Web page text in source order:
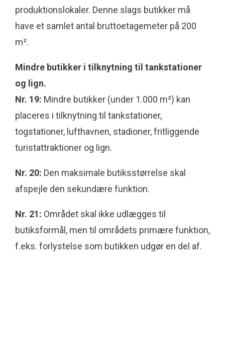
produktionslokaler. Denne slags butikker må
have et samlet antal bruttoetagemeter på 200
m².
Mindre butikker i tilknytning til tankstationer
og lign.
Nr. 19: Mindre butikker (under 1.000 m²) kan
placeres i tilknytning til tankstationer,
togstationer, lufthavnen, stadioner, fritliggende
turistattraktioner og lign.
Nr. 20: Den maksimale butiksstørrelse skal
afspejle den sekundære funktion.
Nr. 21: Området skal ikke udlægges til
butiksformål, men til områdets primære funktion,
f.eks. forlystelse som butikken udgør en del af.